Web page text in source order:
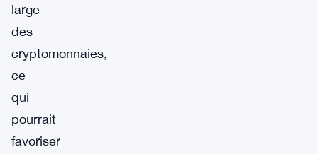
large
des
cryptomonnaies,
ce
qui
pourrait
favoriser